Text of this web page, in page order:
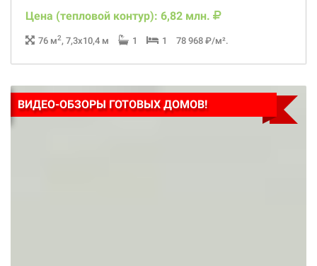
Цена (тепловой контур): 6,82 млн.
76 м2, 7,3x10,4 м 1 1 78 968 ₽/м².
ВИДЕО-ОБЗОРЫ ГОТОВЫХ ДОМОВ!